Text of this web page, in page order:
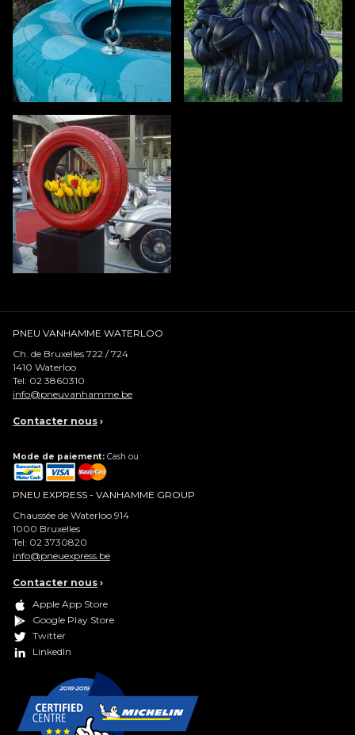
PNEU VANHAMME WATERLOO
Ch. de Bruxelles 722 / 724
1410 Waterloo
Tel: 02 3860310
info@pneuvanhamme.be
Contacter nous ›
Mode de paiement: Cash ou
PNEU EXPRESS - VANHAMME GROUP
Chaussée de Waterloo 914
1000 Bruxelles
Tel: 02 3730820
info@pneuexpress.be
Contacter nous ›
Apple App Store
Google Play Store
Twitter
LinkedIn